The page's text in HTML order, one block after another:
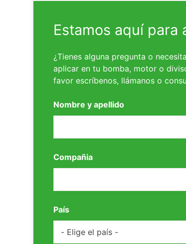
Estamos aquí para
¿Tienes alguna pregunta o
aplicar en tu bomba, motor o
favor escríbenos, llámanos o
Nombre y apellido
Compañia
País